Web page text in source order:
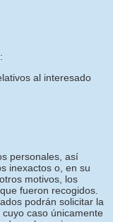
al interesado
personales, así
inexactos o, en su
motivos, los
fueron recogidos.
podrán solicitar la
caso únicamente